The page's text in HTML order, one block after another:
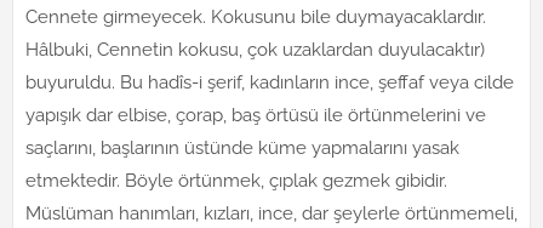
Cennete girmeyecek. Kokusunu bile duymayacaklardır.
Hâlbuki, Cennetin kokusu, çok uzaklardan duyulacaktır)
buyuruldu. Bu hadîs-i şerif, kadınların ince, şeffaf veya cilde
yapışık dar elbise, çorap, baş örtüsü ile örtünmelerini ve
saçlarını, başlarının üstünde küme yapmalarını yasak
etmektedir. Böyle örtünmek, çıplak gezmek gibidir.
Müslüman hanımları, kızları, ince, dar şeylerle örtünmemeli,